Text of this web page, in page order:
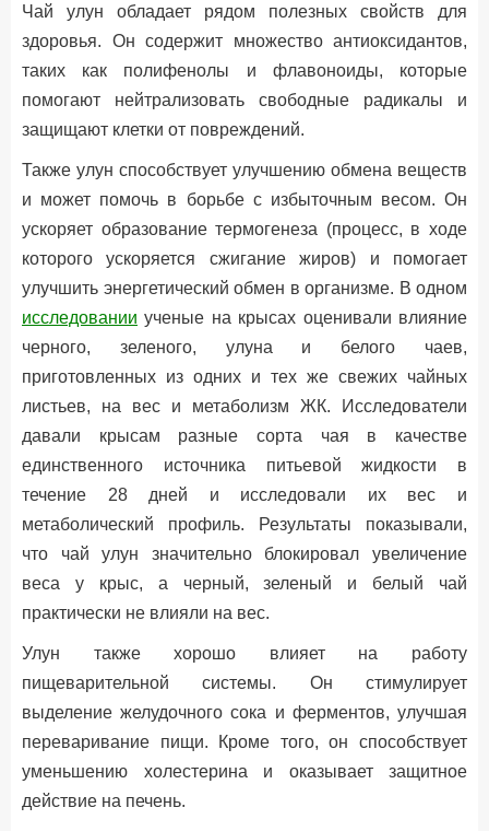
Чай улун обладает рядом полезных свойств для
здоровья. Он содержит множество антиоксидантов,
таких как полифенолы и флавоноиды, которые
помогают нейтрализовать свободные радикалы и
защищают клетки от повреждений.
Также улун способствует улучшению обмена веществ
и может помочь в борьбе с избыточным весом. Он
ускоряет образование термогенеза (процесс, в ходе
которого ускоряется сжигание жиров) и помогает
улучшить энергетический обмен в организме. В одном
исследовании ученые на крысах оценивали влияние
черного, зеленого, улуна и белого чаев,
приготовленных из одних и тех же свежих чайных
листьев, на вес и метаболизм ЖК. Исследователи
давали крысам разные сорта чая в качестве
единственного источника питьевой жидкости в
течение 28 дней и исследовали их вес и
метаболический профиль. Результаты показывали,
что чай улун значительно блокировал увеличение
веса у крыс, а черный, зеленый и белый чай
практически не влияли на вес.
Улун также хорошо влияет на работу
пищеварительной системы. Он стимулирует
выделение желудочного сока и ферментов, улучшая
переваривание пищи. Кроме того, он способствует
уменьшению холестерина и оказывает защитное
действие на печень.